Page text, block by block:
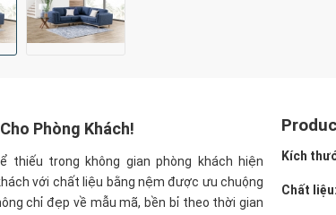
Phòng Khách!
thiếu trong không gian phòng khách hiện
với chất liệu bằng nệm được ưu chuộng
chỉ đẹp về mẫu mã, bền bỉ theo thời gian
Kích
Chất liệu: